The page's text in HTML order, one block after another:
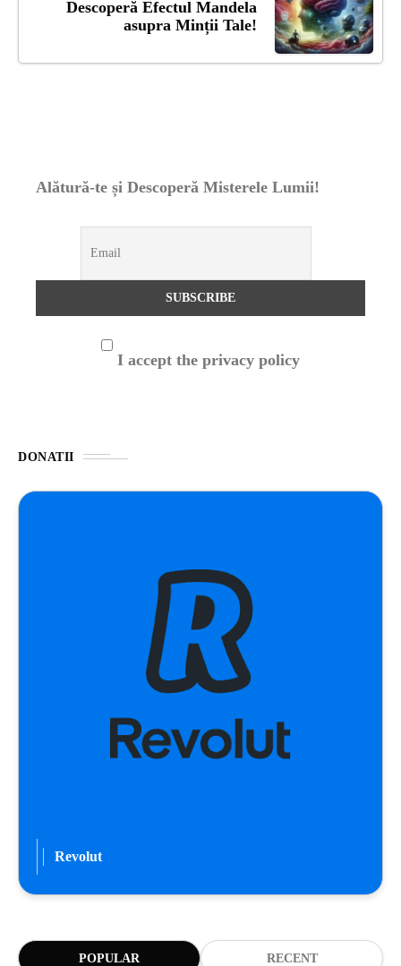
Descoperă Efectul Mandela
asupra Minții Tale!
Alătură-te și Descoperă Misterele Lumii!
I accept the privacy policy
DONATII
Revolut
POPULAR RECENT